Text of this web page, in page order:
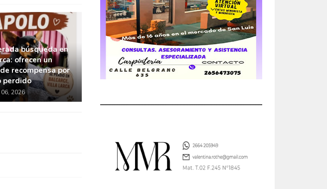
búsqueda en
ofrecen un
recompensa por
perdido
2026